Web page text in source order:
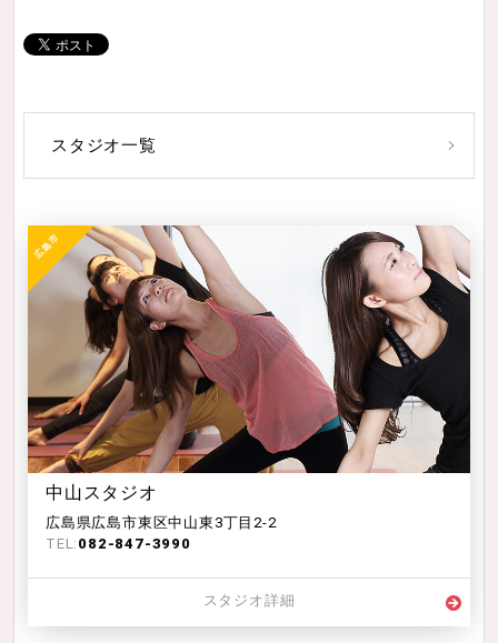
スタジオ一覧
中山スタジオ
広島県広島市東区中山東3丁目2-2
TEL: 082-847-3990
スタジオ詳細